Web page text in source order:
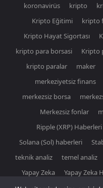
koronavirüs
kripto
Kripto Eğitimi
kripto
Kripto Hayat Sigortası
kripto para borsasi
Kripto
kripto paralar
maker
merkeziyetsiz finans
merkezsiz borsa
Merkezsiz fonlar
Ripple (XRP) Haberleri
Solana (Sol) haberleri
teknik analiz
temel analiz
Yapay Zeka
Yapay Zeka